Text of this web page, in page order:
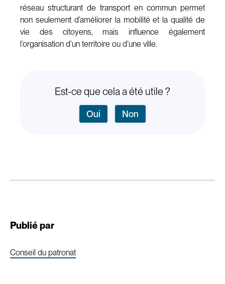
réseau structurant de transport en commun permet
non seulement d’améliorer la mobilité et la qualité de
vie des citoyens, mais influence également
l’organisation d’un territoire ou d’une ville.
Est-ce que cela a été utile ?
Oui Non
Publié par
Conseil du patronat